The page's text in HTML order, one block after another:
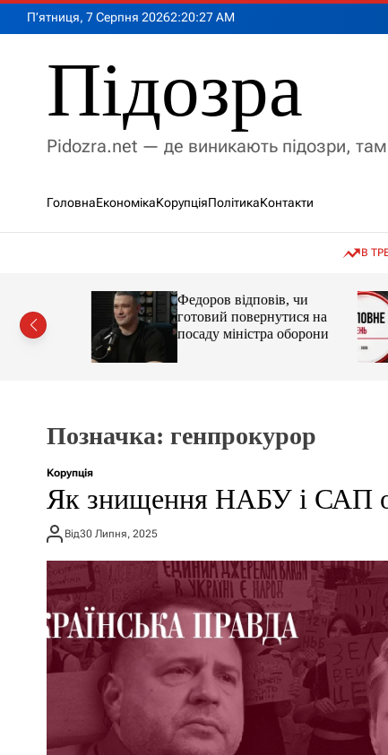
П’ятниця, 7 Серпня 20262:20:28AM
Підозра
Pidozra.net — де виникають підозри,
ГоловнаЕкономікаКорупціяПолітикаКонтакти
В
Федоров відповів, чи
готовий повернутися на
посаду міністра оборони
Позначка: генпрокурор
Корупція
Як знищення НАБУ і САП
Від30 Липня, 2025